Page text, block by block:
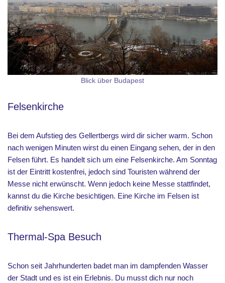
Blick über Budapest
Felsenkirche
Bei dem Aufstieg des Gellertbergs wird dir sicher warm. Schon
nach wenigen Minuten wirst du einen Eingang sehen, der in den
Felsen führt. Es handelt sich um eine Felsenkirche. Am Sonntag
ist der Eintritt kostenfrei, jedoch sind Touristen während der
Messe nicht erwünscht. Wenn jedoch keine Messe stattfindet,
kannst du die Kirche besichtigen. Eine Kirche im Felsen ist
definitiv sehenswert.
Thermal-Spa Besuch
Schon seit Jahrhunderten badet man im dampfenden Wasser
der Stadt und es ist ein Erlebnis. Du musst dich nur noch